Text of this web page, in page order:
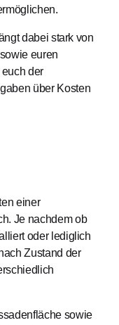
dabei stark von
euren
der
über Kosten
einer
Je nachdem ob
oder lediglich
Zustand der
sowie